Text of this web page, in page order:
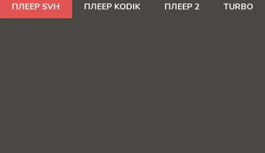
ПЛЕЕР SVH ПЛЕЕР KODIK ПЛЕЕР 2 TURBO